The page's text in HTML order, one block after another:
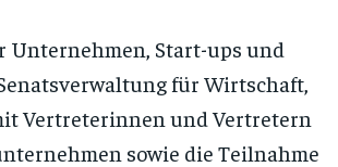
Unternehmen, Start-ups und
für Wirtschaft,
Vertreterinnen und Vertretern
sowie die Teilnahme